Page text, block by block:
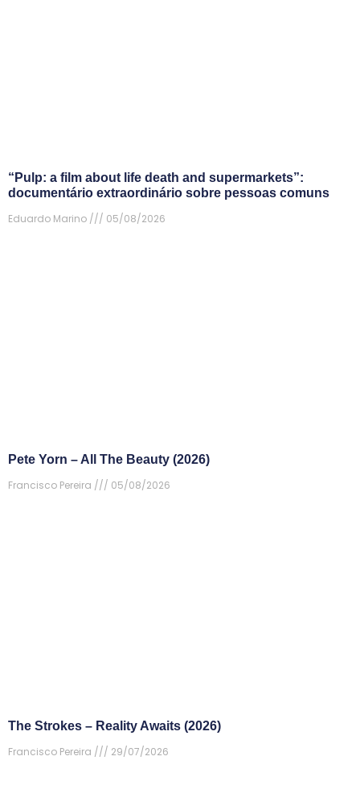
“Pulp: a film about life death and supermarkets”:
documentário extraordinário sobre pessoas comuns
Eduardo Marino
05/08/2026
Pete Yorn – All The Beauty (2026)
Francisco Pereira
05/08/2026
The Strokes – Reality Awaits (2026)
Francisco Pereira
29/07/2026